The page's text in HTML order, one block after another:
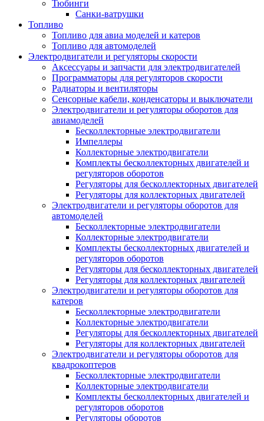
Тюбинги
Санки-ватрушки
Топливо
Топливо для авиа моделей и катеров
Топливо для автомоделей
Электродвигатели и регуляторы скорости
Аксессуары и запчасти для электродвигателей
Программаторы для регуляторов скорости
Радиаторы и вентиляторы
Сенсорные кабели, конденсаторы и выключатели
Электродвигатели и регуляторы оборотов для
авиамоделей
Бесколлекторные электродвигатели
Импеллеры
Коллекторные электродвигатели
Комплекты бесколлекторных двигателей и
регуляторов оборотов
Регуляторы для бесколлекторных двигателей
Регуляторы для коллекторных двигателей
Электродвигатели и регуляторы оборотов для
автомоделей
Бесколлекторные электродвигатели
Коллекторные электродвигатели
Комплекты бесколлекторных двигателей и
регуляторов оборотов
Регуляторы для бесколлекторных двигателей
Регуляторы для коллекторных двигателей
Электродвигатели и регуляторы оборотов для
катеров
Бесколлекторные электродвигатели
Коллекторные электродвигатели
Регуляторы для бесколлекторных двигателей
Регуляторы для коллекторных двигателей
Электродвигатели и регуляторы оборотов для
квадрокоптеров
Бесколлекторные электродвигатели
Коллекторные электродвигатели
Комплекты бесколлекторных двигателей и
регуляторов оборотов
Регуляторы оборотов